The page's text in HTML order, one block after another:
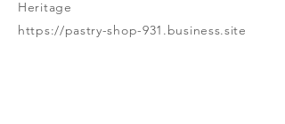
Heritage
https://pastry-shop-931.business.site